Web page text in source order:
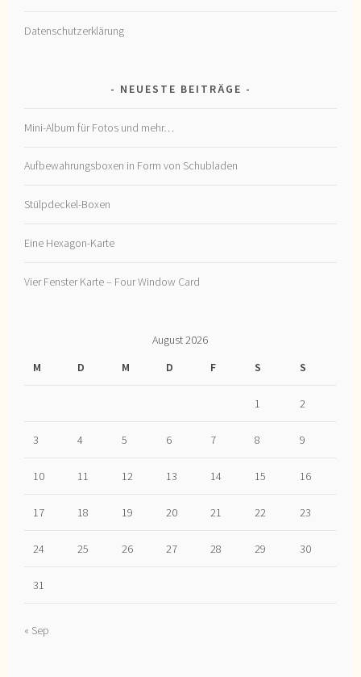
Datenschutzerklärung
NEUESTE BEITRÄGE
Mini-Album für Fotos und mehr…
Aufbewahrungsboxen in Form von Schubladen
Stülpdeckel-Boxen
Eine Hexagon-Karte
Vier Fenster Karte – Four Window Card
August 2026
M
D M D F S S
1 2
3 4 5 6 7 8 9
10 11 12 13 14 15 16
17 18 19 20 21 22 23
24 25 26 27 28 29 30
31
« Sep